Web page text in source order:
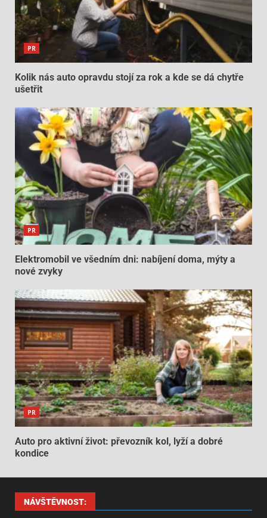
PR
Kolik nás auto opravdu stojí za rok a kde se dá chytře
ušetřit
PR
Elektromobil ve všedním dni: nabíjení doma, mýty a
nové zvyky
PR
Auto pro aktivní život: převozník kol, lyží a dobré
kondice
NÁVŠTĚVNOST: